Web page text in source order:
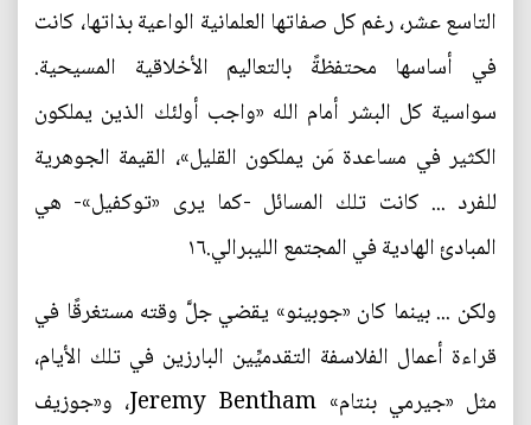
التاسع عشر، رغم كل صفاتها العلمانية الواعية بذاتها، كانت
في أساسها محتفظةً بالتعاليم الأخلاقية المسيحية.
سواسية كل البشر أمام الله «واجب أولئك الذين يملكون
الكثير في مساعدة مَن يملكون القليل»، القيمة الجوهرية
للفرد ... كانت تلك المسائل -كما يرى «توكفيل»- هي
المبادئ الهادية في المجتمع الليبرالي.١٦
ولكن ... بينما كان «جوبينو» يقضي جلَّ وقته مستغرقًا في
قراءة أعمال الفلاسفة التقدميِّين البارزين في تلك الأيام،
مثل «جیرمي بنتام» Jeremy Bentham، و«جوزيف